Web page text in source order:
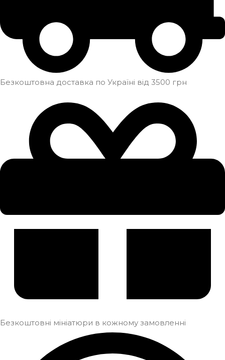
Безкоштовна доставка по Україні від 3500 грн
Безкоштовні мініатюри в кожному замовленні